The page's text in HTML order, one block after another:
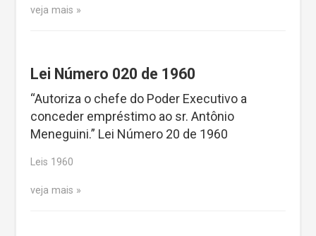
veja mais
Lei Número 020 de 1960
“Autoriza o chefe do Poder Executivo a
conceder empréstimo ao sr. Antônio
Meneguini.” Lei Número 20 de 1960
Leis 1960
veja mais